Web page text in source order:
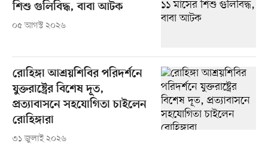
শিশু গুলিবিদ্ধ, বাবা আটক
০৫ আগস্ট ২০২৬
রোহিঙ্গা আশ্রয়শিবির পরিদর্শনে
যুক্তরাষ্ট্রের বিশেষ দূত,
প্রত্যাবাসনে সহযোগিতা চাইলেন
রোহিঙ্গারা
৩১ জুলাই ২০২৬